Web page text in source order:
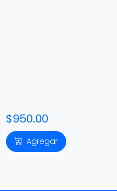
$950.00
Agregar